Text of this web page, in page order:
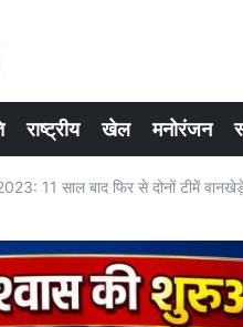
राष्ट्रीय खेल मनोरंजन
11 साल बाद फिर से दोनों टीमें